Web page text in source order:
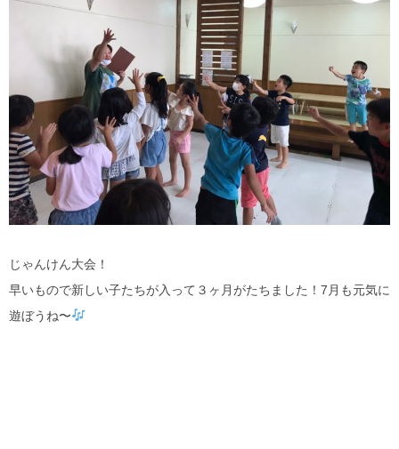
じゃんけん大会！
早いもので新しい子たちが入って３ヶ月がたちました！7月も元気に
遊ぼうね〜